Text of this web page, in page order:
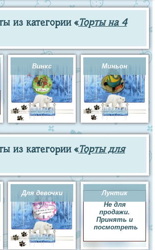
из категории «Торты на 4
Винкс Миньон
из категории «Торты для
Для девочки
Лунтик
Не для
продажи.
Принять и
посмотреть